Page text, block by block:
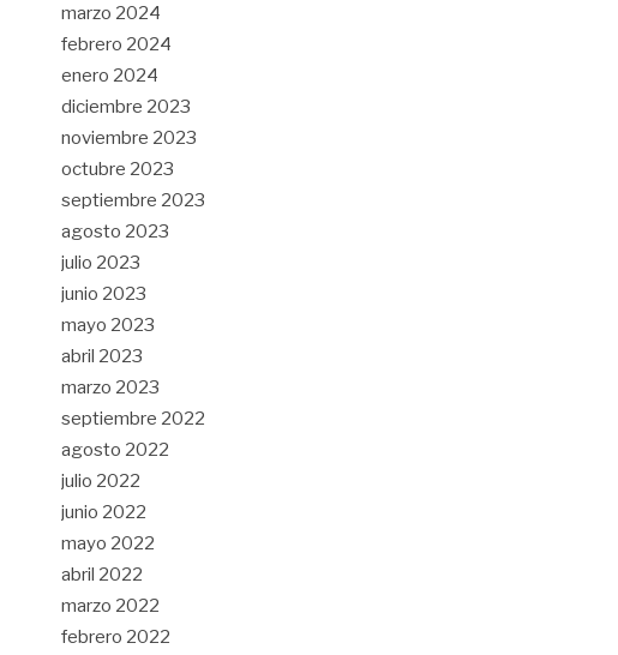
marzo 2024
febrero 2024
enero 2024
diciembre 2023
noviembre 2023
octubre 2023
septiembre 2023
agosto 2023
julio 2023
junio 2023
mayo 2023
abril 2023
marzo 2023
septiembre 2022
agosto 2022
julio 2022
junio 2022
mayo 2022
abril 2022
marzo 2022
febrero 2022